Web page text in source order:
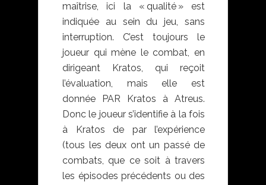
maîtrise, ici la « qualité » est
indiquée au sein du jeu, sans
interruption. C’est toujours le
joueur qui mène le combat, en
dirigeant Kratos, qui reçoit
l’évaluation, mais elle est
donnée PAR Kratos à Atreus.
Donc le joueur s’identifie à la fois
à Kratos de par l’expérience
(tous les deux ont un passé de
combats, que ce soit à travers
les épisodes précédents ou des